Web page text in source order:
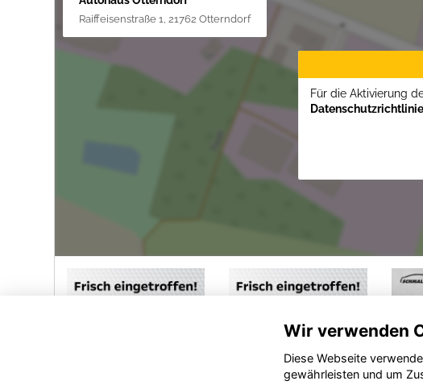
Raiffeisenstraße 1, 21762 Otterndorf
Für die Aktivierung
Wir verwenden
Diese Webseite
gewährleisten und um